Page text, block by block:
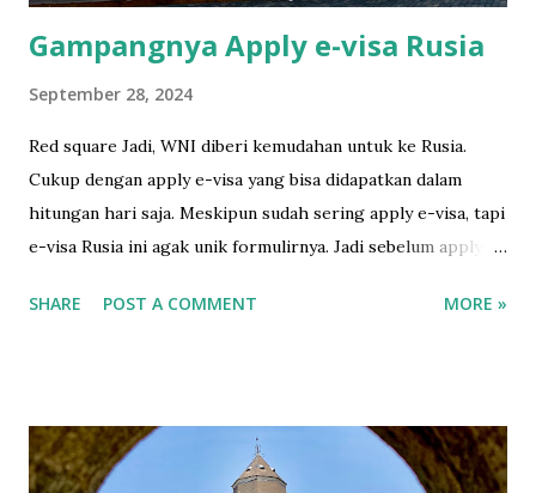
Gampangnya Apply e-visa Rusia
September 28, 2024
Red square Jadi, WNI diberi kemudahan untuk ke Rusia.
Cukup dengan apply e-visa yang bisa didapatkan dalam
hitungan hari saja. Meskipun sudah sering apply e-visa, tapi
e-visa Rusia ini agak unik formulirnya. Jadi sebelum apply,
mudah dipahami. Sebelum isi formulir online, ada baiknya
yang ada di sana. Asuransi yang gw beli dari sini . Tadinya
setelah beli kok nggak ada info apapun, bahkan bukti bayar
SHARE POST A COMMENT MORE »